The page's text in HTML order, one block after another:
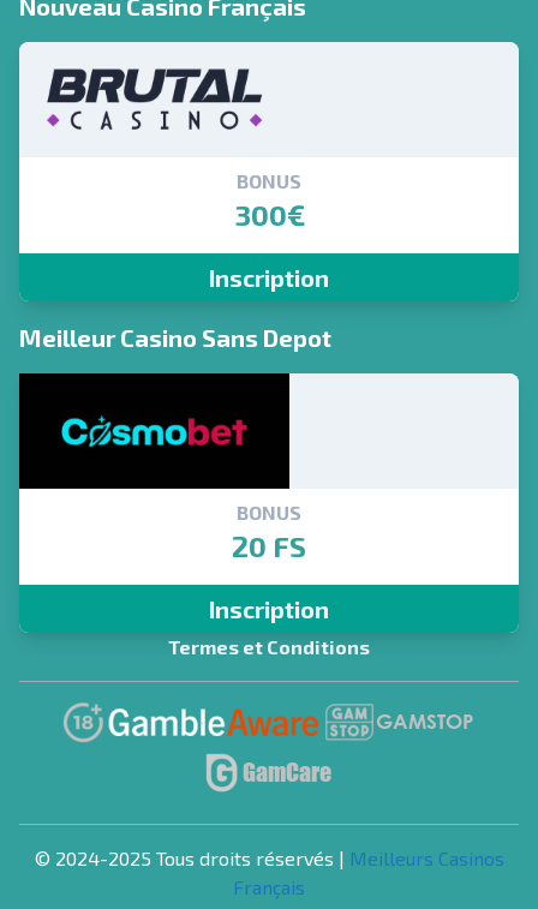
Nouveau Casino Français
BONUS
300€
Inscription
Meilleur Casino Sans Depot
BONUS
20 FS
Inscription
Termes et Conditions
© 2024-2025 Tous droits réservés | Meilleurs Casinos
Français